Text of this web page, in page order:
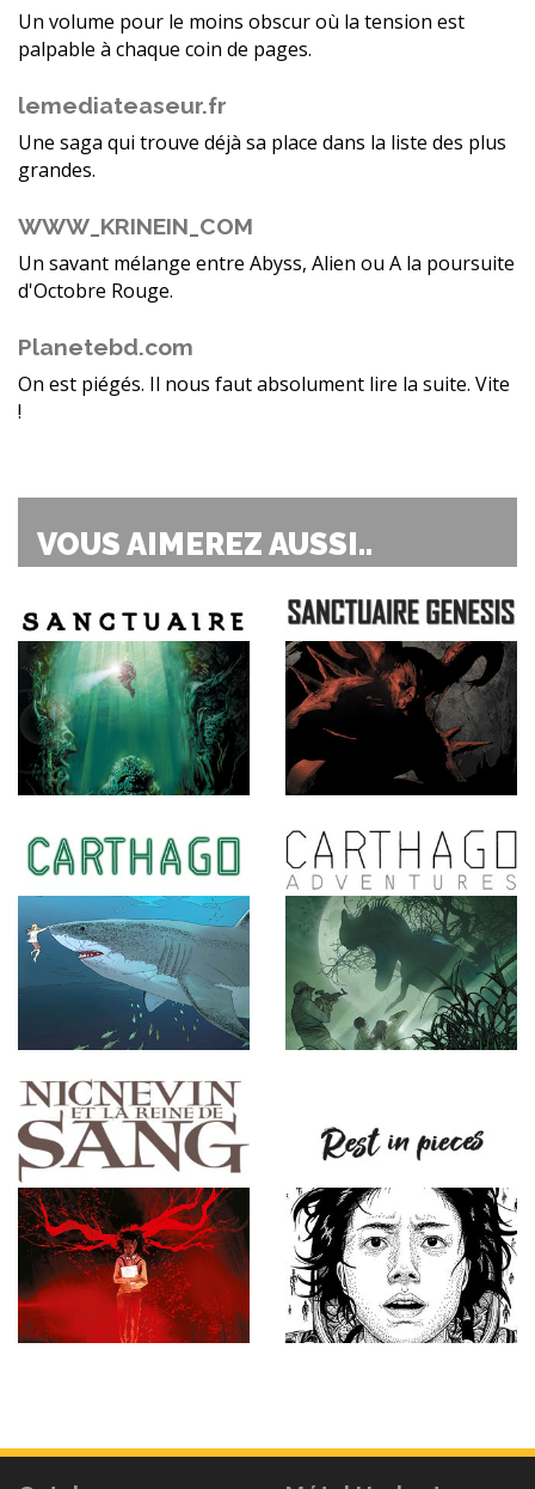
Un volume pour le moins obscur où la tension est
palpable à chaque coin de pages.
lemediateaseur.fr
Une saga qui trouve déjà sa place dans la liste des plus
grandes.
WWW_KRINEIN_COM
Un savant mélange entre Abyss, Alien ou A la poursuite
d'Octobre Rouge.
Planetebd.com
On est piégés. Il nous faut absolument lire la suite. Vite
!
VOUS AIMEREZ AUSSI..